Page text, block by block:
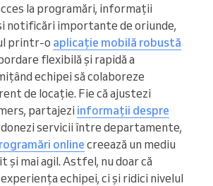
la programări, informații
notificări importante de oriunde,
printr-o aplicație mobilă robustă
flexibilă și rapidă a
echipei să colaboreze
de locație. Fie că ajustezi
partajezi informații despre
servicii între departamente,
online creează un mediu
și mai agil. Astfel, nu doar că
echipei, ci și ridici nivelul